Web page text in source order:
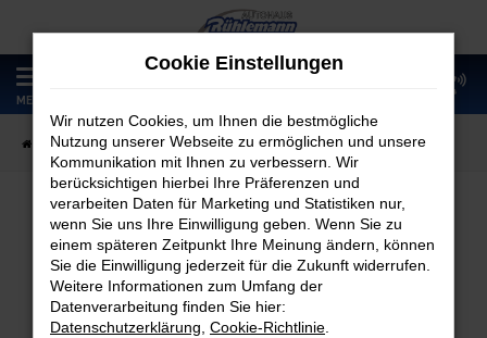
Zum
Hauptinhalt
springen
MENÜ
Startseite Fahrzeugangebote Fahrzeugmarkt
Fahrzeugmarkt
Cookie Einstellungen
Wir nutzen Cookies, um Ihnen die bestmögliche
Nutzung unserer Webseite zu ermöglichen und unsere
Kommunikation mit Ihnen zu verbessern. Wir
berücksichtigen hierbei Ihre Präferenzen und
verarbeiten Daten für Marketing und Statistiken nur,
wenn Sie uns Ihre Einwilligung geben. Wenn Sie zu
einem späteren Zeitpunkt Ihre Meinung ändern, können
Sie die Einwilligung jederzeit für die Zukunft widerrufen.
Weitere Informationen zum Umfang der
Datenverarbeitung finden Sie hier:
Datenschutzerklärung Cookie-Richtlinie